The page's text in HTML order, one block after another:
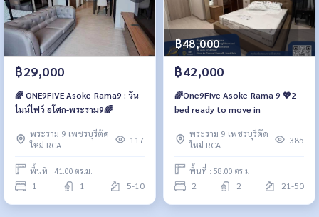
฿29,000
🌈 ONE9FIVE Asoke-Rama9 : วัน
ไนน์ไฟว์ อโศก-พระราม9🌈
พระราม 9 เพชรบุรีตัด
ใหม่ RCA
117
พื้นที่ : 41.00 ตร.ม.
1 1 5-10
฿48,000
฿42,000
🌈One9Five Asoke-Rama 9 💖2
bed ready to move in
พระราม 9 เพชรบุรีตัด
ใหม่ RCA
385
พื้นที่ : 58.00 ตร.ม.
2 2 21-50